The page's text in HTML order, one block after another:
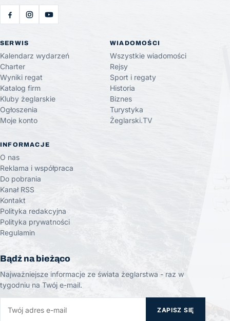
SERWIS
Kalendarz wydarzeń
Charter
Wyniki regat
Katalog firm
Kluby żeglarskie
Ogłoszenia
Moje konto
WIADOMOŚCI
Wszystkie wiadomości
Rejsy
Sport i regaty
Historia
Biznes
Turystyka
Żeglarski.TV
INFORMACJE
O nas
Reklama i współpraca
Do pobrania
Kanał RSS
Kontakt
Polityka redakcyjna
Polityka prywatności
Regulamin
Bądź na bieżąco
Najważniejsze informacje ze świata żeglarstwa - raz w
tygodniu na Twój e-mail.
ZAPISZ SIĘ